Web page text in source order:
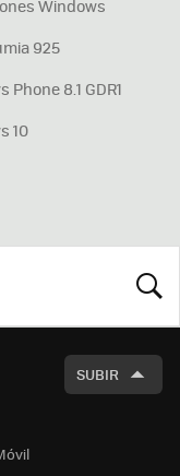
Windows
925
Phone 8.1 GDR1
10
SUBIR